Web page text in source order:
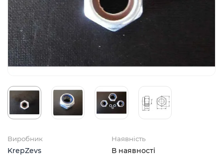
Виробник
KrepZevs
Наявність
В наявності